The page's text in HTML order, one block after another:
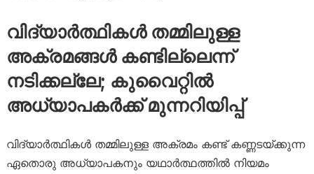
വിദ്യാർത്ഥികൾ തമ്മിലുള്ള
അക്രമങ്ങൾ കണ്ടില്ലെന്ന്
നടിക്കല്ലേ; കുവൈറ്റിൽ
അധ്യാപകർക്ക് മുന്നറിയിപ്പ്
വിദ്യാർത്ഥികൾ തമ്മിലുള്ള അക്രമം കണ്ട് കണ്ണടയ്ക്കുന്ന
ഏതൊരു അധ്യാപകനും യഥാർത്ഥത്തിൽ നിയമം